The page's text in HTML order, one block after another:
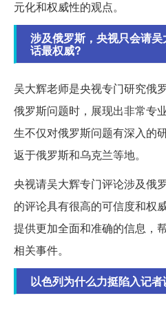
元化和权威性的观点。
涉及俄罗斯，央视只会请
话最权威?
吴大辉老师是央视专门研究俄
俄罗斯问题时，展现出非常专
生不仅对俄罗斯问题有深入的
返于俄罗斯和乌克兰等地。
央视请吴大辉专门评论涉及俄
的评论具有很高的可信度和权
提供更加全面和准确的信息，
相关事件。
以色列为什么力挺陷入记